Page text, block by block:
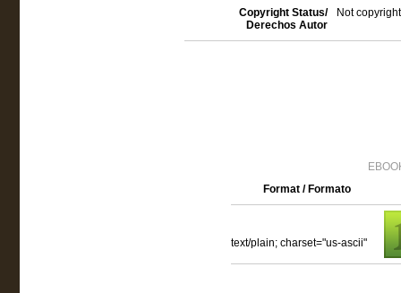
Copyright Status/
Derechos Autor
Not
Format / Formato
text/plain; charset="us-ascii"